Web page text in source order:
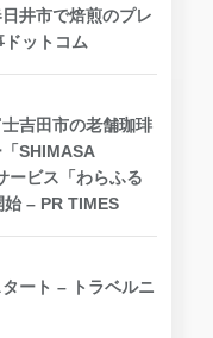
井市で焙煎のプレ
ットコム
吉田市の老舗珈琲
SHIMASA
ービス「わらふる
– PR TIMES
ート – トラベルニ